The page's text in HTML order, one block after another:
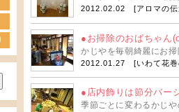
2012.02.02 [アロマの
●お掃除のおばちゃん
かじやを毎朝綺麗にお
2012.01.27 [いわて花
●店内飾りは節分バー
季節ごとに変わるかじ